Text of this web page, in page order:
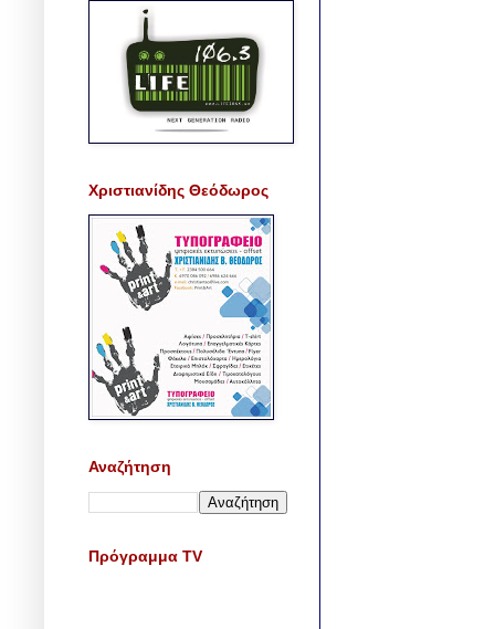
Χριστιανίδης Θεόδωρος
Αναζήτηση
Πρόγραμμα TV